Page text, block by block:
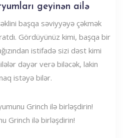
geyinən ailə
başqa səviyyəyə çəkmək
Gördüyünüz kimi, başqa bir
istifadə sizi dəst kimi
dəyər verə biləcək, lakin
istəyə bilər.
Grinch ilə birləşdirin!